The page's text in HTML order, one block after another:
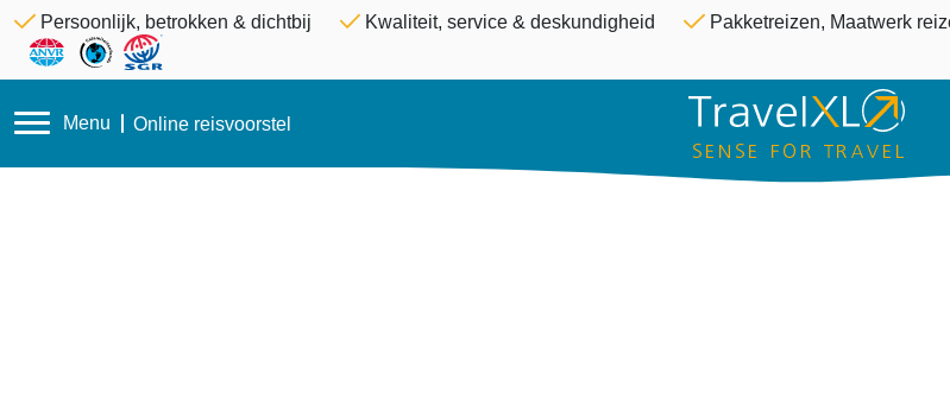
Overslaan en
Persoonlijk, betrokken & dichtbij Kwaliteit, service & deskundigheid Pakketreizen, Maatwerk
Menu Online reisvoorstel